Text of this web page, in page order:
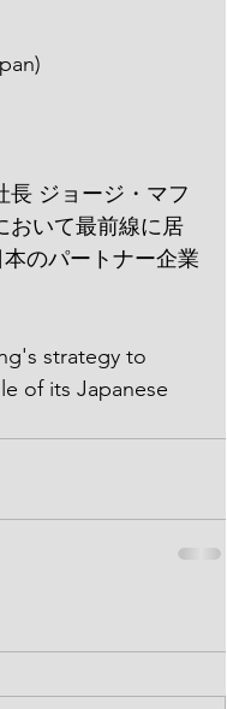
長 ジョージ・マフ
おいて最前線に居
のパートナー企業
strategy to
of its Japanese